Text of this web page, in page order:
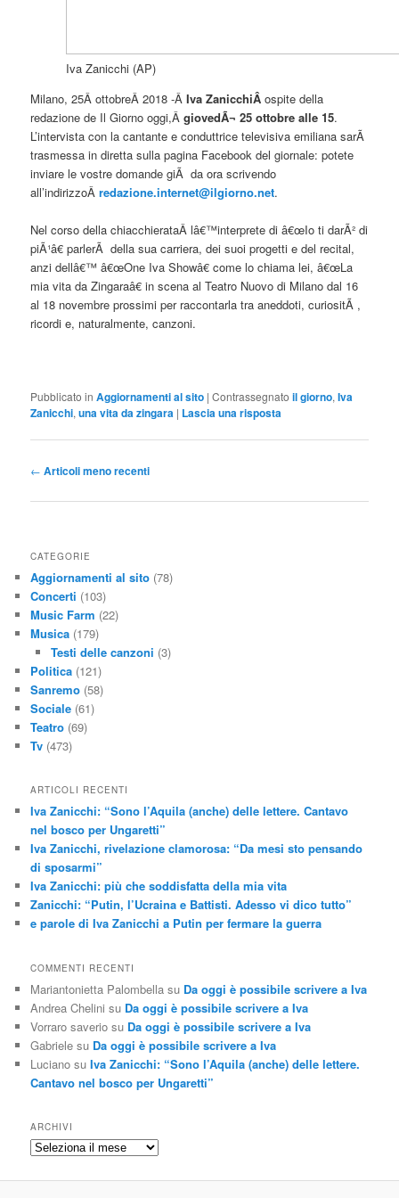
Iva Zanicchi (AP)
Milano, 25Â ottobreÂ 2018 -ÂIva ZanicchiÂospite della
redazione de Il Giorno oggi,ÂgiovedÃ¬ 25 ottobre alle 15.
L’intervista con la cantante e conduttrice televisiva emiliana sarÃ
trasmessa in diretta sulla pagina Facebook del giornale: potete
inviare le vostre domande giÃ da ora scrivendo
all’indirizzoÂredazione.internet@ilgiorno.net.
Nel corso della chiacchierataÂ lâ€™interprete di â€œIo ti darÃ² di
piÃ¹â€ parlerÃ della sua carriera, dei suoi progetti e del recital,
anzi dellâ€™ â€œOne Iva Showâ€ come lo chiama lei, â€œLa
mia vita da Zingaraâ€ in scena al Teatro Nuovo di Milano dal 16
al 18 novembre prossimi per raccontarla tra aneddoti, curiositÃ ,
ricordi e, naturalmente, canzoni.
Pubblicato in Aggiornamenti al sito |Contrassegnato il giorno,Iva
Zanicchi,una vita da zingara | Lascia una risposta
Navigazione
← Articoli meno recenti
CATEGORIE
Aggiornamenti al sito (78)
Concerti (103)
Music Farm (22)
Musica (179)
Testi delle canzoni (3)
Politica (121)
Sanremo (58)
Sociale (61)
Teatro (69)
Tv (473)
ARTICOLI RECENTI
Iva Zanicchi: “Sono l’Aquila (anche) delle lettere. Cantavo
nel bosco per Ungaretti”
Iva Zanicchi, rivelazione clamorosa: “Da mesi sto pensando
di sposarmi”
Iva Zanicchi: più che soddisfatta della mia vita
Zanicchi: “Putin, l’Ucraina e Battisti. Adesso vi dico tutto”
e parole di Iva Zanicchi a Putin per fermare la guerra
COMMENTI RECENTI
Mariantonietta Palombella su Da oggi è possibile scrivere a Iva
Andrea Chelini su Da oggi è possibile scrivere a Iva
Vorraro saverio su Da oggi è possibile scrivere a Iva
Gabriele su Da oggi è possibile scrivere a Iva
Luciano suIva Zanicchi: “Sono l’Aquila (anche) delle lettere.
Cantavo nel bosco per Ungaretti”
ARCHIVI
Archivi